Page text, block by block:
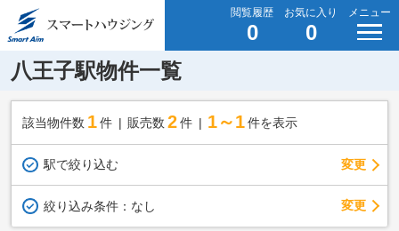
閲覧履歴
0
お気に入り
0
メニュー
八王子駅物件一覧
該当物件数 1件 販売数 2 件 1～1 件を表示
駅で絞り込む 変更
絞り込み条件： なし 変更